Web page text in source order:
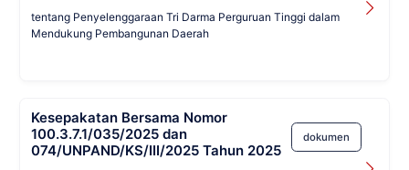
tentang Penyelenggaraan Tri Darma Perguruan Tinggi dalam
Mendukung Pembangunan Daerah
Kesepakatan Bersama Nomor
100.3.7.1/035/2025 dan
074/UNPAND/KS/III/2025 Tahun 2025
dokumen